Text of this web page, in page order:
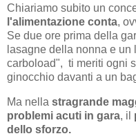
Chiariamo subito un
l'alimentazione conta,
Se due ore prima della
lasagne della nonna e
carboload", ti meriti ogni
ginocchio davanti a un
Ma nella stragrande
problemi acuti in gara, il
dello sforzo.